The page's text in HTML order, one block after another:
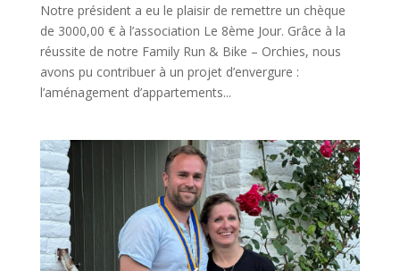
Notre président a eu le plaisir de remettre un chèque
de 3000,00 € à l’association Le 8ème Jour. Grâce à la
réussite de notre Family Run & Bike – Orchies, nous
avons pu contribuer à un projet d’envergure :
l’aménagement d’appartements...